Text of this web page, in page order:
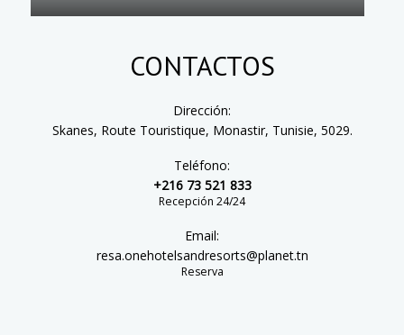
CONTACTOS
Dirección:
Skanes, Route Touristique, Monastir, Tunisie, 5029.
Teléfono:
+216 73 521 833
Recepción 24/24
Email:
resa.onehotelsandresorts@planet.tn
Reserva